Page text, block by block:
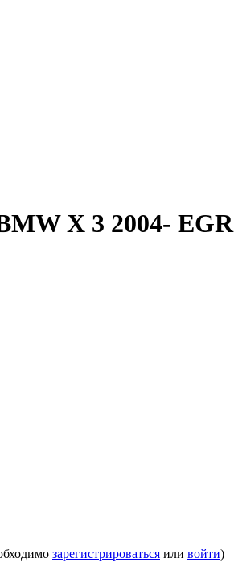
X 3 2004- EGR
зарегистрироваться или войти)